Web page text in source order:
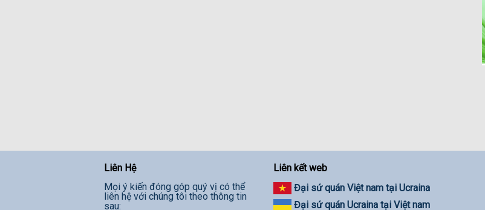
Liên Hệ
Mọi ý kiến đóng góp quý vị có thể
liên hệ với chúng tôi theo thông tin
sau:
Liên kết web
Đại sứ quán Việt nam tại Ucraina
Đại sứ quán Ucraina tại Việt nam